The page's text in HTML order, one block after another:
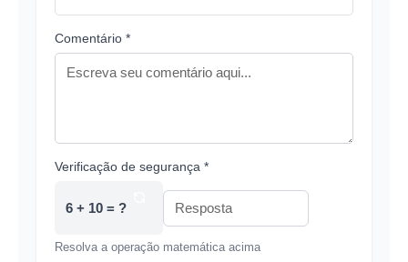
Comentário *
Verificação de segurança *
6 + 10 = ?
Resolva a operação matemática acima